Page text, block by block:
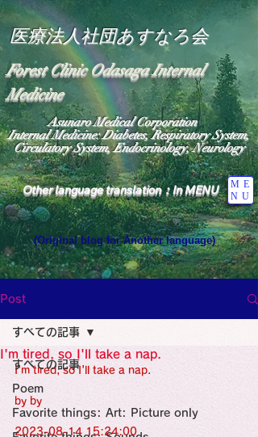
医療法人社団あすなろ会
Forest Clinic Odasaga Internal
Medicine
Other language translation：In MENU
ME
NU
Asunaro Medical Corporation
Internal Medicine: Diabetes, Respiratory System,
Circulatory System, Endocrinology, Neurology
(Original blog for Another language)
Heavens: Beyond the Universe: The World
the God of Light Resides"
Medicine Specialist
Specialist
Wide Blog
Medicine
Religion
Post
すべての記事
Poem
Favorite things: Art: Picture only
すべての記事
I'm tired, so I'll take a nap.
I'm tired, so I'll take a nap.
by by
2023-08-14 15:24:00